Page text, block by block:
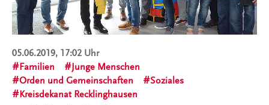
05.06.2019, 17:02 Uhr
Familien
Junge Menschen
Orden und Gemeinschaften
Soziales
Kreisdekanat Recklinghausen